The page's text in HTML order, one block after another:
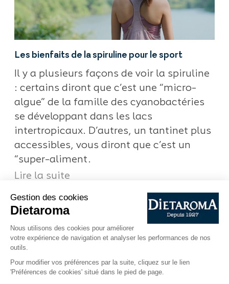
Les bienfaits de la spiruline pour le sport
Il y a plusieurs façons de voir la spiruline
: certains diront que c’est une “micro-
algue” de la famille des cyanobactéries
se développant dans les lacs
intertropicaux. D’autres, un tantinet plus
accessibles, vous diront que c’est un
“super-aliment.
Lire la suite